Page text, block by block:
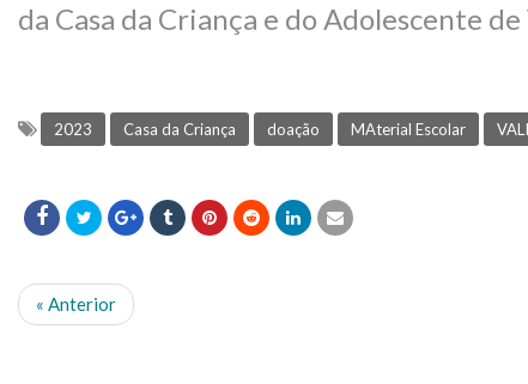
da Casa da Criança e do Adolescente
2023 Casa da Criança doação MAterial Escolar
« Anterior